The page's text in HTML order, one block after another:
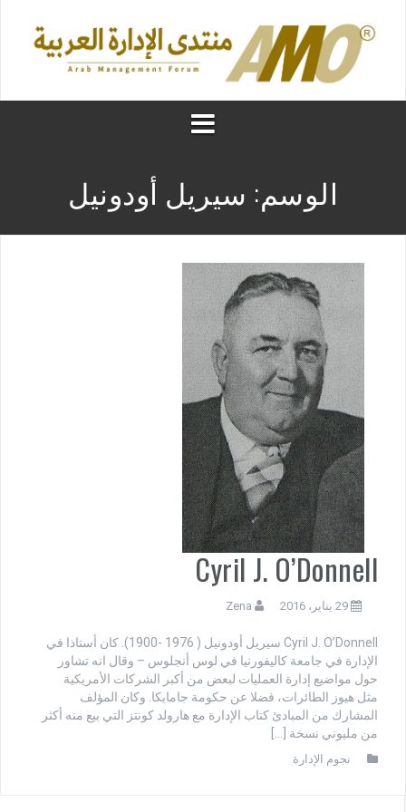
الوسم: سيريل أودونيل
Cyril J. O’Donnell
29 يناير، 2016 Zena
Cyril J. O’Donnell سيريل أودونيل ( 1976 -1900). كان أستاذا في
الإدارة في جامعة كاليفورنيا في لوس أنجلوس – وقال انه تشاور
حول مواضيع إدارة العمليات لبعض من أكبر الشركات الأمريكية
مثل هيوز الطائرات، فضلا عن حكومة جامايكا. وكان المؤلف
المشارك من المبادئ كتاب الإدارة مع هارولد كونتز التي بيع منه أكثر
من مليوني نسخة […]
نجوم الإدارة